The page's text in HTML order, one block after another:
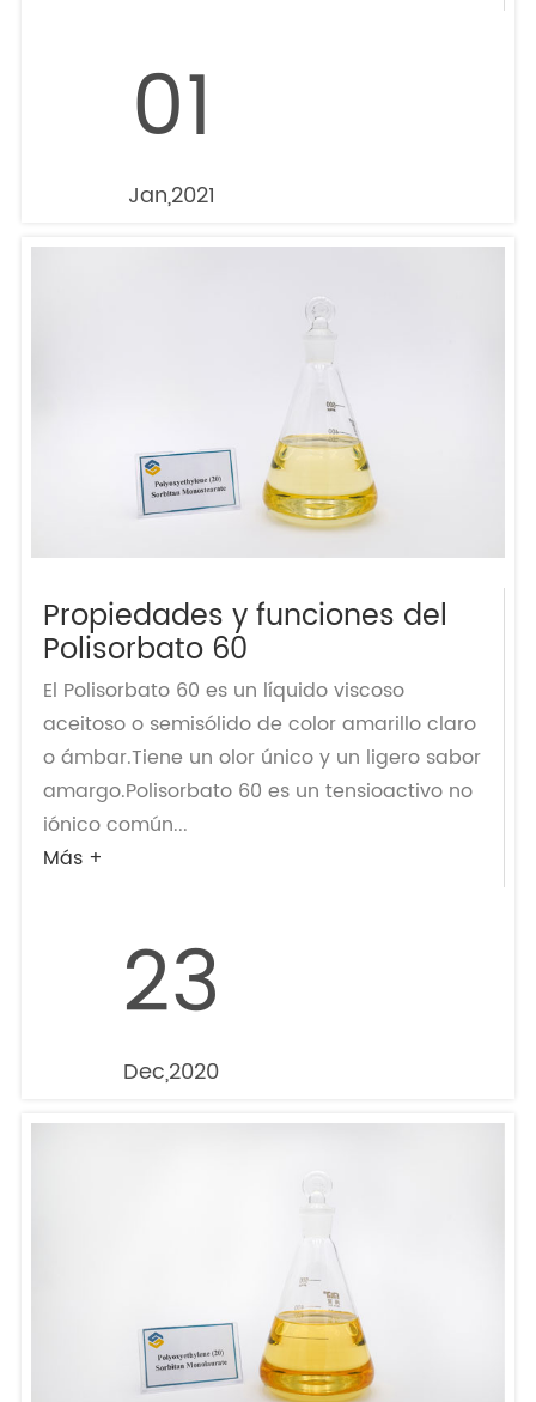
01
Jan,2021
Propiedades y funciones del
Polisorbato 60
El Polisorbato 60 es un líquido viscoso
aceitoso o semisólido de color amarillo claro
o ámbar.Tiene un olor único y un ligero sabor
amargo.Polisorbato 60 es un tensioactivo no
iónico común...
Más +
23
Dec,2020